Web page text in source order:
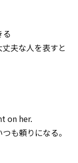
る
夫な人を表すと
on her.
も頼りになる。